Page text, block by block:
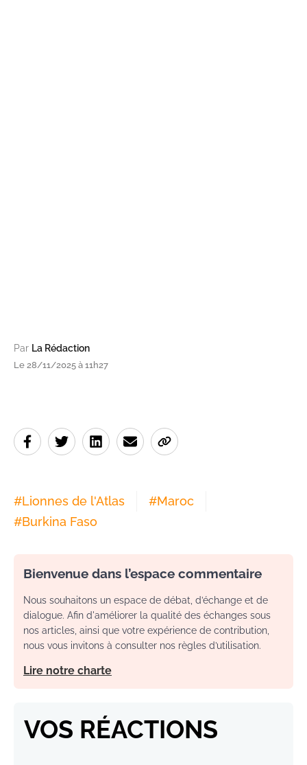
Par La Rédaction
Le 28/11/2025 à 11h27
#Lionnes de l'Atlas #Maroc
#Burkina Faso
Bienvenue dans l’espace commentaire
Nous souhaitons un espace de débat, d’échange et de
dialogue. Afin d'améliorer la qualité des échanges sous
nos articles, ainsi que votre expérience de contribution,
nous vous invitons à consulter nos règles d’utilisation.
Lire notre charte
VOS RÉACTIONS